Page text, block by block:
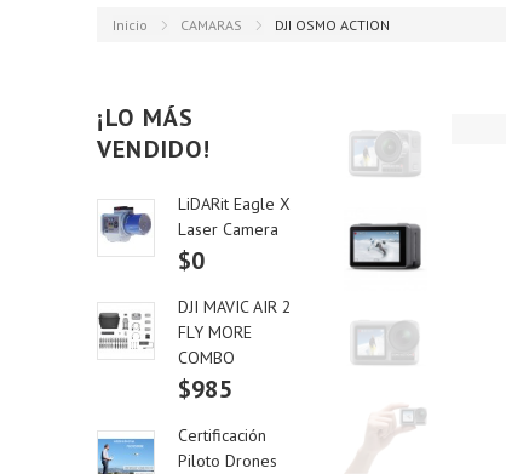
Inicio CAMARAS DJI OSMO ACTION
¡LO MÁS
VENDIDO!
LiDARit Eagle X
Laser Camera
$0
DJI MAVIC AIR 2
FLY MORE
COMBO
$985
Certificación
Piloto Drones